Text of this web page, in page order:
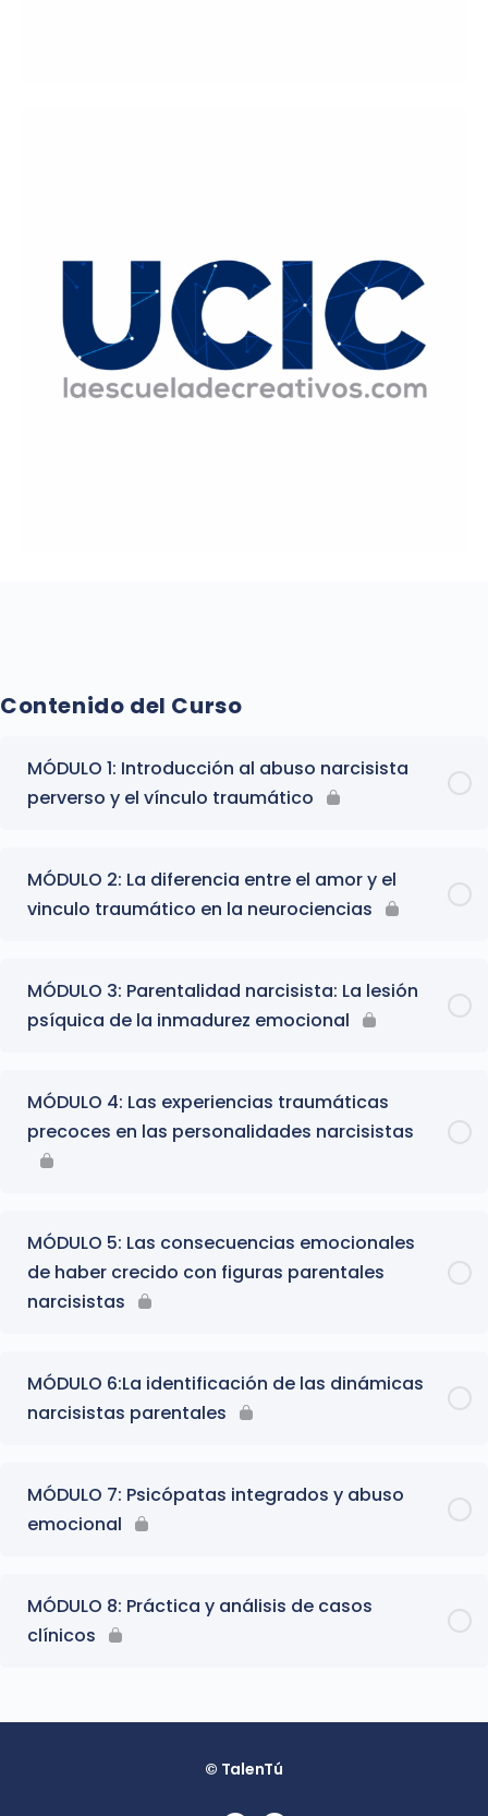
Contenido del Curso
MÓDULO 1: Introducción al abuso narcisista
perverso y el vínculo traumático
MÓDULO 2: La diferencia entre el amor y el
vinculo traumático en la neurociencias
MÓDULO 3: Parentalidad narcisista: La lesión
psíquica de la inmadurez emocional
MÓDULO 4: Las experiencias traumáticas
precoces en las personalidades narcisistas
MÓDULO 5: Las consecuencias emocionales
de haber crecido con figuras parentales
narcisistas
MÓDULO 6:La identificación de las dinámicas
narcisistas parentales
MÓDULO 7: Psicópatas integrados y abuso
emocional
MÓDULO 8: Práctica y análisis de casos
clínicos
© TalenTú